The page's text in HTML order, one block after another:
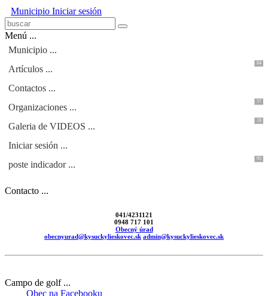
Municipio Iniciar sesión
Menú ...
Municipio ...
Artículos ...
84
Contactos ...
Organizaciones ...
57
Galeria de VIDEOS ...
18
Iniciar sesión ...
poste indicador ...
95
Contacto ...
041/4231121
0948 717 101
Obecný úrad
obecnyurad@kysuckylieskovec.sk admin@kysuckylieskovec.sk
Campo de golf ...
Obec na Facebooku